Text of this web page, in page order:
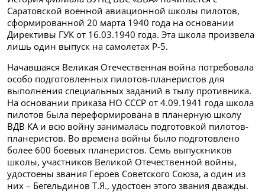
Саратовской военной авиационной школы пилотов,
сформированной 20 марта 1940 года на основании
Директивы ГУК от 16.03.1940 года. Эта школа произвела
лишь один выпуск на самолетах Р-5.
Начавшаяся Великая Отечественная война потребовала
особо подготовленных пилотов-планеристов для
выполнения специальных заданий в тылу противника.
На основании приказа НО СССР от 4.09.1941 года школа
пилотов была переформирована в планерную школу
ВДВ КА и всю войну занималась подготовкой пилотов-
планеристов. Во времена войны было подготовлено
более 600 боевых планеристов. Семь выпускников
школы, участников Великой Отечественной войны,
удостоены звания Героев Советского Союза, а один из
них – Бегельдинов Т.Я., удостоен этого звания дважды.